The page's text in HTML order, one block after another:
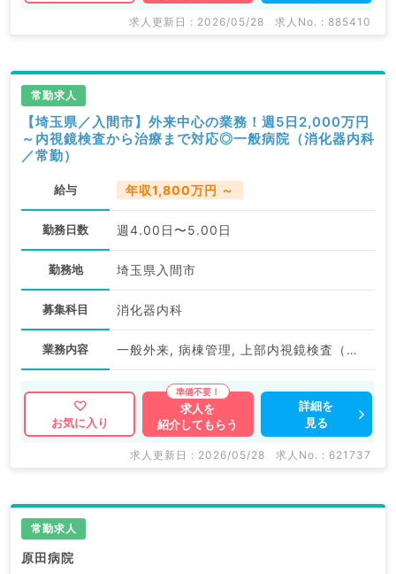
求人更新日 : 2026/05/28 求人No. : 885410
常勤求人
【埼玉県／入間市】外来中心の業務！週5日2,000万円
～内視鏡検査から治療まで対応◎一般病院（消化器内科
／常勤）
給与 年収1,800万円 ～
勤務日数 週4.00日〜5.00日
勤務地 埼玉県入間市
募集科目 消化器内科
業務内容 一般外来, 病棟管理, 上部内視鏡検査（ＧＦ）, 下部内視鏡検査（ＣＦ）, 内視鏡治療（ESD・ERCP等）
お気に入り
求人を
紹介してもらう
詳細を
見る
求人更新日 : 2026/05/28 求人No. : 621737
常勤求人
原田病院